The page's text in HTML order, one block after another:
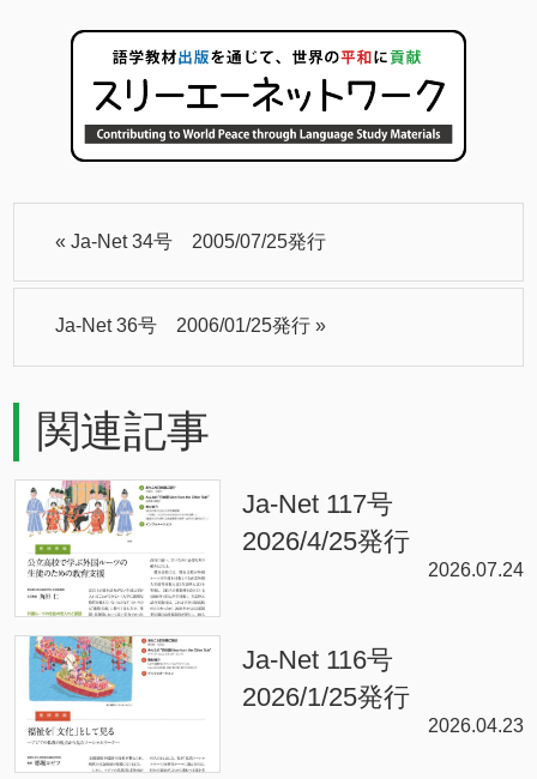
«Ja-Net 34号 2005/07/25発行
Ja-Net 36号 2006/01/25発行 »
関連記事
Ja-Net 117号
2026/4/25発行
2026.07.24
Ja-Net 116号
2026/1/25発行
2026.04.23